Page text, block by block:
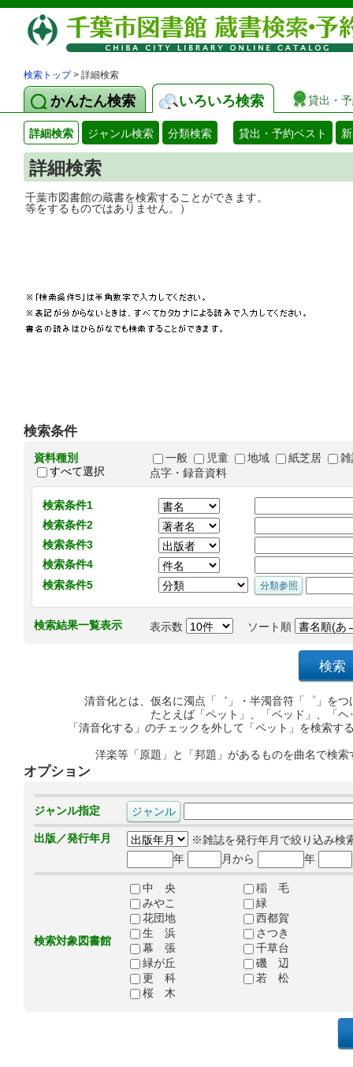
検索トップ> 詳細検索
かんたん検索 いろいろ検索 貸出・
詳細検索 ジャンル検索 分類検索 貸出・予約ベスト
詳細検索
千葉市図書館の蔵書を検索することがで
等をするものではありません。）
検索条件
資料種別
すべて選択
一般 児童 地域 紙芝居
点字・録音資料
検索条件1
検索条件2
検索条件3
検索条件4
検索条件5
検索結果一覧表示 表示数 ソート順
清音化とは、仮名に濁点「゛」・半濁音符「゜」を
たとえば「ペット」、「ベッド」、「
「清音化する」のチェックを外して「ペット」を検索
洋楽等「原題」と「邦題」があるものを曲名で検
オプション
ジャンル指定
出版／発行年月
※雑誌を発行年月で絞り込み検
年
月から 年
検索対象図書館
中 央
稲 毛
みやこ
緑
花団地
西都賀
生 浜
さつき
幕 張
千草台
緑が丘
磯 辺
更 科
若 松
桜 木